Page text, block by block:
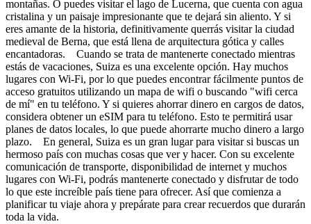
montañas. O puedes visitar el lago de Lucerna, que cuenta con agua
cristalina y un paisaje impresionante que te dejará sin aliento. Y si
eres amante de la historia, definitivamente querrás visitar la ciudad
medieval de Berna, que está llena de arquitectura gótica y calles
encantadoras. Cuando se trata de mantenerte conectado mientras
estás de vacaciones, Suiza es una excelente opción. Hay muchos
lugares con Wi-Fi, por lo que puedes encontrar fácilmente puntos de
acceso gratuitos utilizando un mapa de wifi o buscando "wifi cerca
de mí" en tu teléfono. Y si quieres ahorrar dinero en cargos de datos,
considera obtener un eSIM para tu teléfono. Esto te permitirá usar
planes de datos locales, lo que puede ahorrarte mucho dinero a largo
plazo. En general, Suiza es un gran lugar para visitar si buscas un
hermoso país con muchas cosas que ver y hacer. Con su excelente
comunicación de transporte, disponibilidad de internet y muchos
lugares con Wi-Fi, podrás mantenerte conectado y disfrutar de todo
lo que este increíble país tiene para ofrecer. Así que comienza a
planificar tu viaje ahora y prepárate para crear recuerdos que durarán
toda la vida.